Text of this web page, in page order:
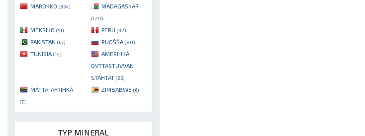
MAROKKO (354) MADAGASKAR
(1717)
MEKSIKO (51) PERU (32)
PAKISTAN (67) RUOŠŠA (80)
TUNISIA (14)
AMERIHKÁ
OVTTASTUVVAN
STÁHTAT (25)
MÁTTA-AFRIHKÁ
(7)
ZIMBABWE (6)
TYP MINERAL